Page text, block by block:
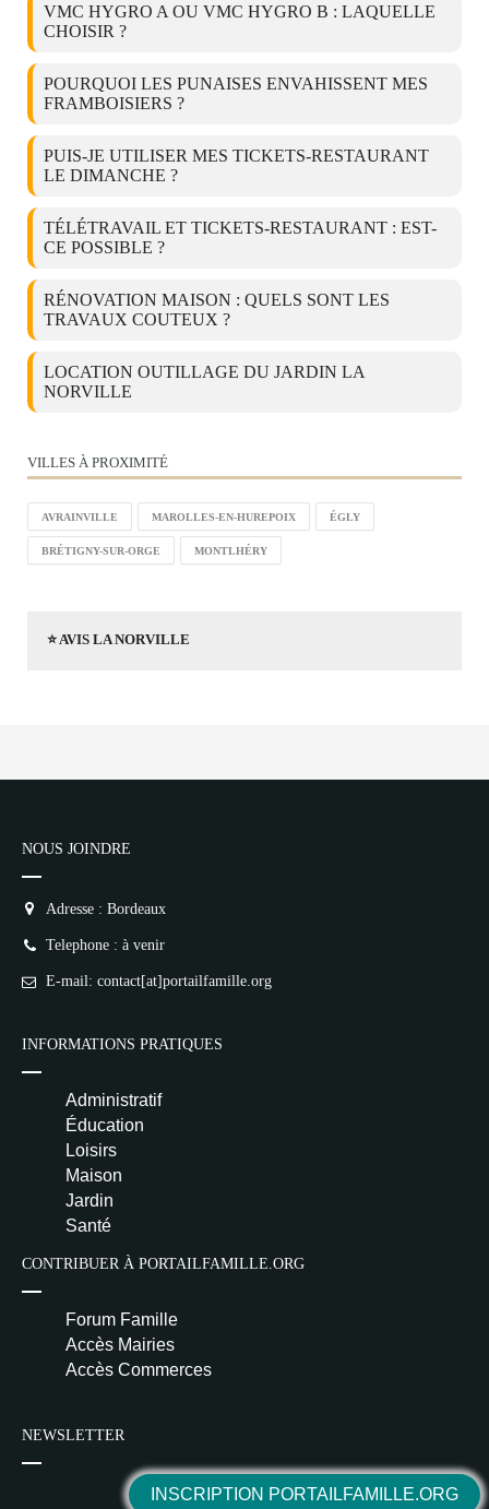
VMC HYGRO A OU VMC HYGRO B : LAQUELLE
CHOISIR ?
POURQUOI LES PUNAISES ENVAHISSENT MES
FRAMBOISIERS ?
PUIS-JE UTILISER MES TICKETS-RESTAURANT
LE DIMANCHE ?
TÉLÉTRAVAIL ET TICKETS-RESTAURANT : EST-
CE POSSIBLE ?
RÉNOVATION MAISON : QUELS SONT LES
TRAVAUX COUTEUX ?
LOCATION OUTILLAGE DU JARDIN LA
NORVILLE
VILLES À PROXIMITÉ
AVRAINVILLE MAROLLES-EN-HUREPOIX ÉGLY
BRÉTIGNY-SUR-ORGE MONTLHÉRY
⭐ AVIS LA NORVILLE
INSCRIPTION PORTAILFAMILLE.ORG
NOUS JOINDRE
Adresse : Bordeaux
Telephone : à venir
E-mail: contact[at]portailfamille.org
INFORMATIONS PRATIQUES
Administratif
Éducation
Loisirs
Maison
Jardin
Santé
CONTRIBUER À PORTAILFAMILLE.ORG
Forum Famille
Accès Mairies
Accès Commerces
NEWSLETTER